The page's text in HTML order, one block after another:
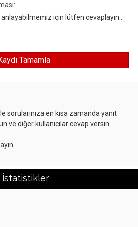
için lütfen cevaplayın:.
sorularınıza en kısa zamanda yanıt
ve diğer kullanıcılar cevap versin.
İstatistikler